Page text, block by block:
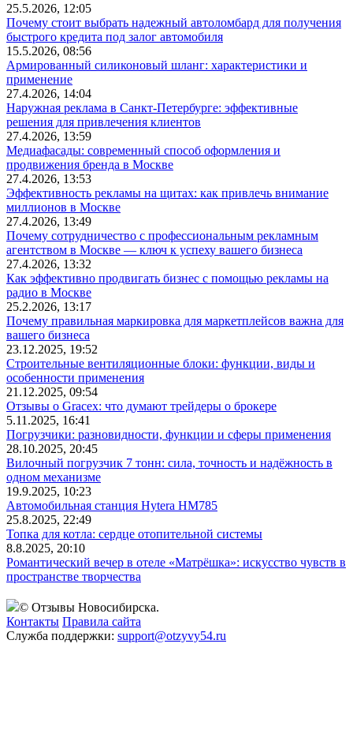
25.5.2026, 12:05
Почему стоит выбрать надежный автоломбард для получения
быстрого кредита под залог автомобиля
15.5.2026, 08:56
Армированный силиконовый шланг: характеристики и
применение
27.4.2026, 14:04
Наружная реклама в Санкт-Петербурге: эффективные
решения для привлечения клиентов
27.4.2026, 13:59
Медиафасады: современный способ оформления и
продвижения бренда в Москве
27.4.2026, 13:53
Эффективность рекламы на щитах: как привлечь внимание
миллионов в Москве
27.4.2026, 13:49
Почему сотрудничество с профессиональным рекламным
агентством в Москве — ключ к успеху вашего бизнеса
27.4.2026, 13:32
Как эффективно продвигать бизнес с помощью рекламы на
радио в Москве
25.2.2026, 13:17
Почему правильная маркировка для маркетплейсов важна для
вашего бизнеса
23.12.2025, 19:52
Строительные вентиляционные блоки: функции, виды и
особенности применения
21.12.2025, 09:54
Отзывы о Gracex: что думают трейдеры о брокере
5.11.2025, 16:41
Погрузчики: разновидности, функции и сферы применения
28.10.2025, 20:45
Вилочный погрузчик 7 тонн: сила, точность и надёжность в
одном механизме
19.9.2025, 10:23
Автомобильная станция Hytera HM785
25.8.2025, 22:49
Топка для котла: сердце отопительной системы
8.8.2025, 20:10
Романтический вечер в отеле «Матрёшка»: искусство чувств в
пространстве творчества
© Отзывы Новосибирска.
Контакты Правила сайта
Служба поддержки: support@otzyvy54.ru